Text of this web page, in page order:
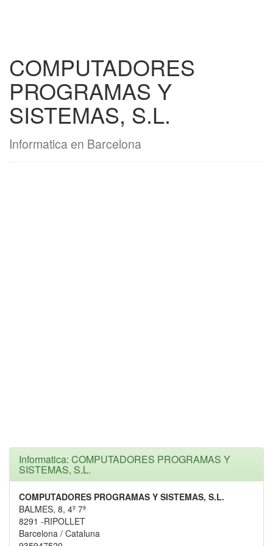
COMPUTADORES
PROGRAMAS Y
SISTEMAS, S.L.
Informatica en Barcelona
Informatica: COMPUTADORES PROGRAMAS Y
SISTEMAS, S.L.
COMPUTADORES PROGRAMAS Y SISTEMAS, S.L.
BALMES, 8, 4º 7ª
8291 -RIPOLLET
Barcelona / Cataluna